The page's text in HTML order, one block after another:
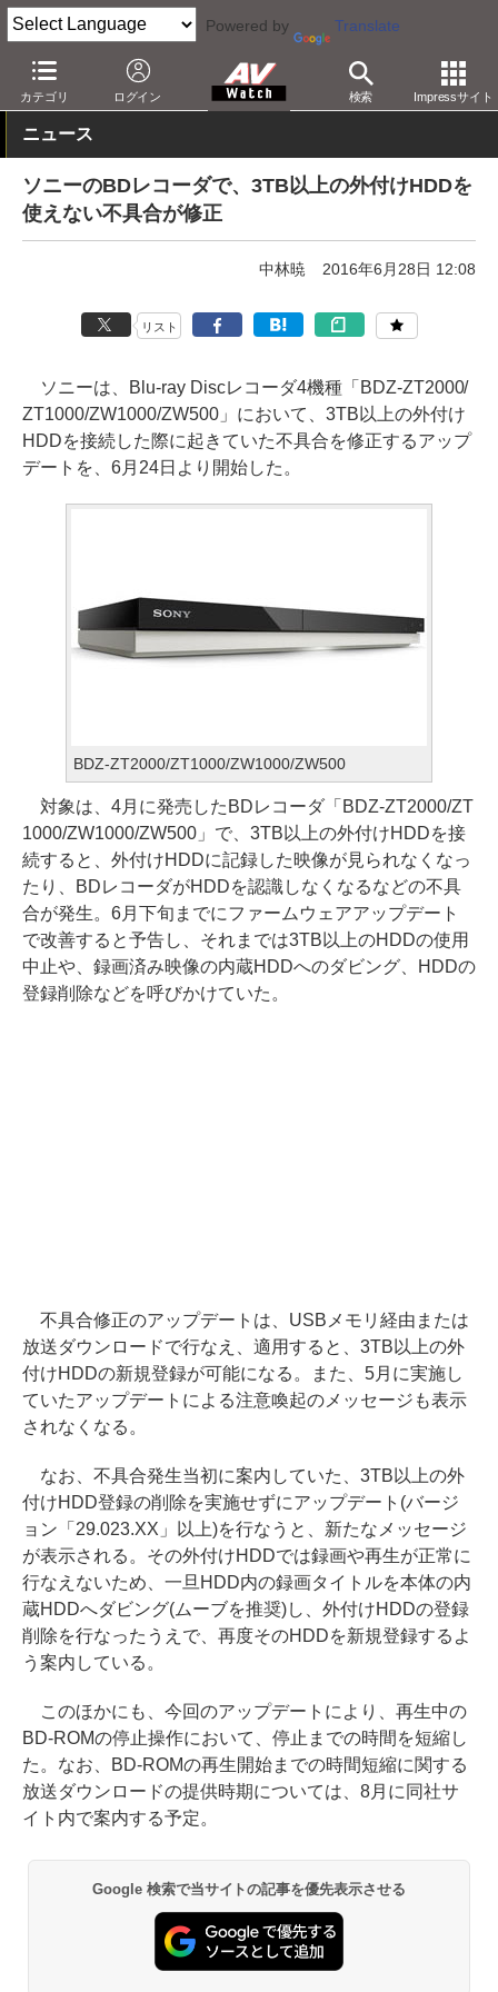
Powered by Translate
カテゴリ ログイン 検索 Impressサイト
AV Watch 製品 レコーダ ソニー
ニュース
ソニーのBDレコーダで、3TB以上の外付けHDDを
使えない不具合が修正
中林暁 2016年6月28日 12:08
リスト
ソニーは、Blu-ray Discレコーダ4機種「BDZ-ZT2000/
ZT1000/ZW1000/ZW500」において、3TB以上の外付け
HDDを接続した際に起きていた不具合を修正するアップ
デートを、6月24日より開始した。
BDZ-ZT2000/ZT1000/ZW1000/ZW500
対象は、4月に発売したBDレコーダ「BDZ-ZT2000/ZT
1000/ZW1000/ZW500」で、3TB以上の外付けHDDを接
続すると、外付けHDDに記録した映像が見られなくなっ
たり、BDレコーダがHDDを認識しなくなるなどの不具
合が発生。6月下旬までにファームウェアアップデート
で改善すると予告し、それまでは3TB以上のHDDの使用
中止や、録画済み映像の内蔵HDDへのダビング、HDDの
登録削除などを呼びかけていた。
不具合修正のアップデートは、USBメモリ経由または
放送ダウンロードで行なえ、適用すると、3TB以上の外
付けHDDの新規登録が可能になる。また、5月に実施し
ていたアップデートによる注意喚起のメッセージも表示
されなくなる。
なお、不具合発生当初に案内していた、3TB以上の外
付けHDD登録の削除を実施せずにアップデート(バージ
ョン「29.023.XX」以上)を行なうと、新たなメッセージ
が表示される。その外付けHDDでは録画や再生が正常に
行なえないため、一旦HDD内の録画タイトルを本体の内
蔵HDDへダビング(ムーブを推奨)し、外付けHDDの登録
削除を行なったうえで、再度そのHDDを新規登録するよ
う案内している。
このほかにも、今回のアップデートにより、再生中の
BD-ROMの停止操作において、停止までの時間を短縮し
た。なお、BD-ROMの再生開始までの時間短縮に関する
放送ダウンロードの提供時期については、8月に同社サ
イト内で案内する予定。
Google 検索で当サイトの記事を優先表示させる